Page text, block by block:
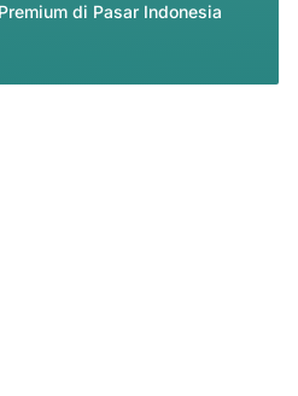
di Pasar Indonesia